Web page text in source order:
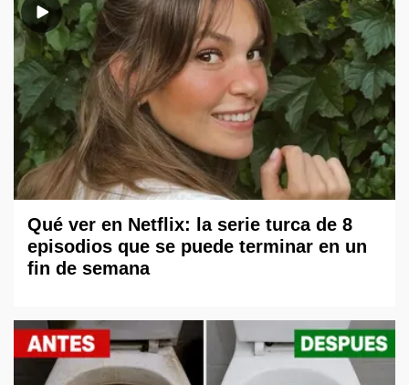
Qué ver en Netflix: la serie turca de 8
episodios que se puede terminar en un
fin de semana